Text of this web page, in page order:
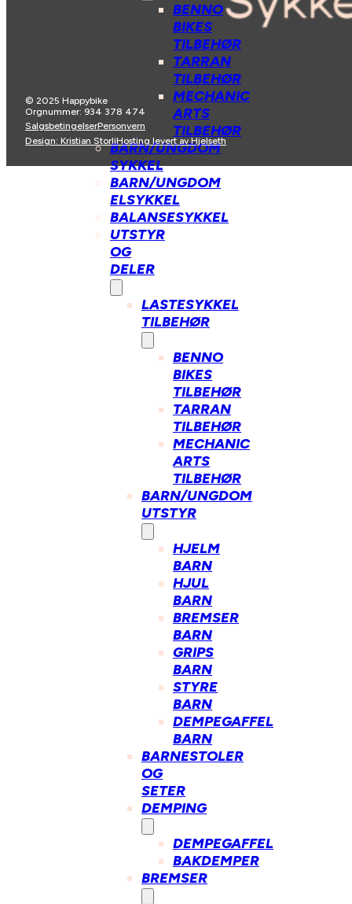
BENNO
BIKES
TILBEHØR
TARRAN
TILBEHØR
MECHANIC
ARTS
TILBEHØR
BARN/UNGDOM
SYKKEL
BARN/UNGDOM
ELSYKKEL
BALANSESYKKEL
UTSTYR
OG
DELER
LASTESYKKEL
TILBEHØR
BENNO
BIKES
TILBEHØR
TARRAN
TILBEHØR
MECHANIC
ARTS
TILBEHØR
BARN/UNGDOM
UTSTYR
HJELM
BARN
HJUL
BARN
BREMSER
BARN
GRIPS
BARN
STYRE
BARN
DEMPEGAFFEL
BARN
BARNESTOLER
OG
SETER
DEMPING
DEMPEGAFFEL
BAKDEMPER
BREMSER
© 2025 Happybike
Orgnummer: 934 378 474
SalgsbetingelserPersonvern
Design: Kristian StorliHosting levert av Hjelseth